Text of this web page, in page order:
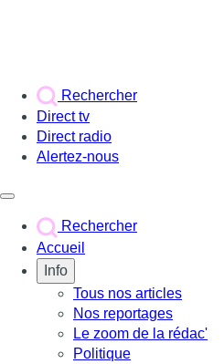
Rechercher
Direct tv
Direct radio
Alertez-nous
Rechercher
Accueil
Info
Tous nos articles
Nos reportages
Le zoom de la rédac'
Politique